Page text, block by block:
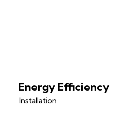
Energy Efficiency
Installation